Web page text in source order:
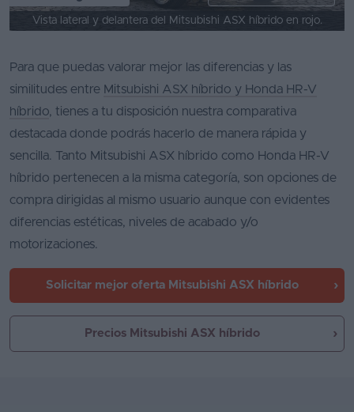
Vista lateral y delantera del Mitsubishi ASX híbrido en rojo.
Para que puedas valorar mejor las diferencias y las
similitudes entre Mitsubishi ASX híbrido y Honda HR-V
híbrido, tienes a tu disposición nuestra comparativa
destacada donde podrás hacerlo de manera rápida y
sencilla. Tanto Mitsubishi ASX híbrido como Honda HR-V
híbrido pertenecen a la misma categoría, son opciones de
compra dirigidas al mismo usuario aunque con evidentes
diferencias estéticas, niveles de acabado y/o
motorizaciones.
Solicitar mejor oferta Mitsubishi ASX híbrido
Precios Mitsubishi ASX híbrido